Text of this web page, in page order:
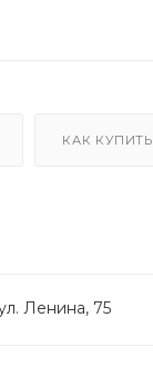
КАК КУПИТЬ
Ленина, 75